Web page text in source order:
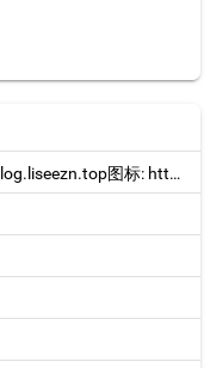
liseezn : 名称: Liseezn'blog地址: https://blog.liseezn.top图标: https://blog.liseezn.top/logo.webp描述: 分享个人学习，项目，及...